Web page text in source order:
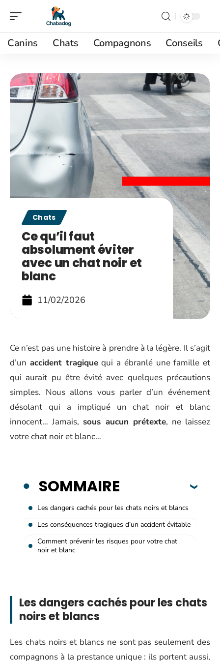
Canins Chats Compagnons Conseils
Chats
Ce qu’il faut
absolument éviter
avec un chat noir et
blanc
11/02/2026
Ce n’est pas une histoire à prendre à la légère. Il s’agit
d’un accident tragiquequi a ébranlé une famille et
qui aurait pu être évité avec quelques précautions
simples. Nous allons vous parler d’un événement
désolant qui a impliqué un chat noir et blanc
innocent… Jamais, sous aucun prétexte, ne laissez
votre chat noir et blanc…
SOMMAIRE
Les dangers cachés pour les chats noirs et blancs
Les conséquences tragiques d’un accident évitable
Comment prévenir les risques pour votre chat
noir et blanc
Les dangers cachés pour les chats
noirs et blancs
Les chats noirs et blancs ne sont pas seulement des
compagnons à la prestance unique : ils portent aussi,